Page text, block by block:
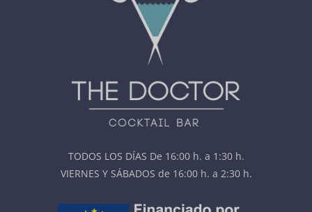
TODOS LOS DÍAS De 16:00 h. a 1:30 h.
VIERNES Y SÁBADOS de 16:00 h. a 2:30 h.